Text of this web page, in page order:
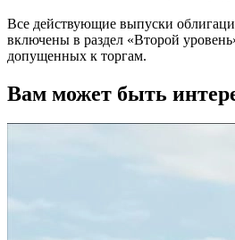
Все действующие выпуски
включены в раздел «Второй
допущенных к торгам.
Вам может быть